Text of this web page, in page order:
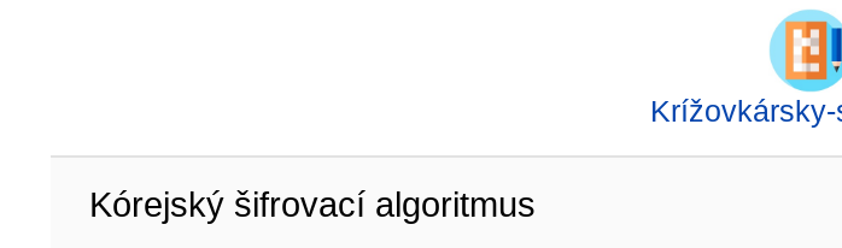
Kórejský šifrovací algoritmus